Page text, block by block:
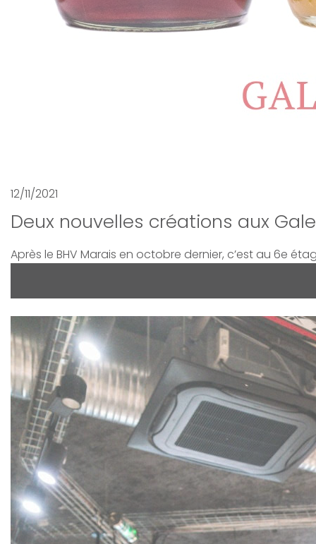
12/11/2021
Deux nouvelles créations aux
Après le BHV Marais en octobre dernier, c’est au 6e